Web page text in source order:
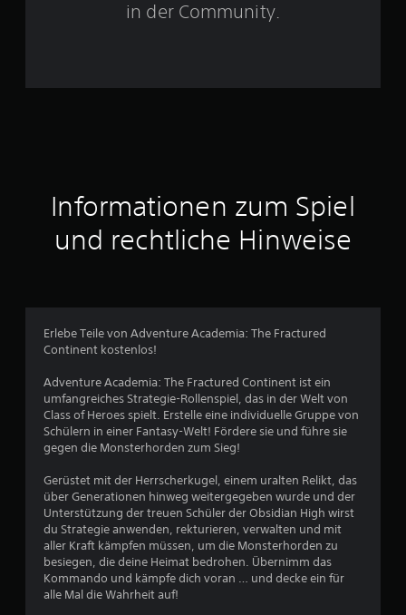
e
u
s
5
B
e
w
e
r
t
in der Community.
Informationen zum Spiel
und rechtliche Hinweise
Erlebe Teile von Adventure Academia: The Fractured
Continent kostenlos!
Adventure Academia: The Fractured Continent ist ein
umfangreiches Strategie-Rollenspiel, das in der Welt von
Class of Heroes spielt. Erstelle eine individuelle Gruppe von
Schülern in einer Fantasy-Welt! Fördere sie und führe sie
gegen die Monsterhorden zum Sieg!
Gerüstet mit der Herrscherkugel, einem uralten Relikt, das
über Generationen hinweg weitergegeben wurde und der
Unterstützung der treuen Schüler der Obsidian High wirst
du Strategie anwenden, rekturieren, verwalten und mit
aller Kraft kämpfen müssen, um die Monsterhorden zu
besiegen, die deine Heimat bedrohen. Übernimm das
Kommando und kämpfe dich voran … und decke ein für
alle Mal die Wahrheit auf!